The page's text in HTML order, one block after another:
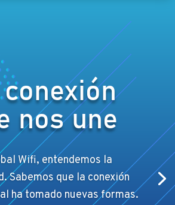
nos une
Wifi, entendemos la
Sabemos que la conexión
ha tomado nuevas formas.